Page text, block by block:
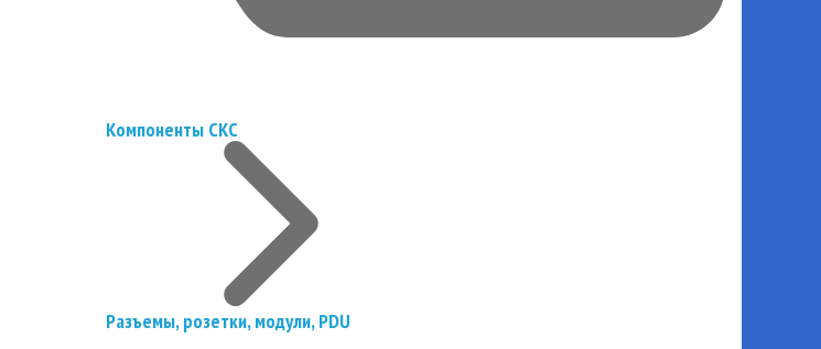
Компоненты СКС
Разъемы, розетки, модули, PDU